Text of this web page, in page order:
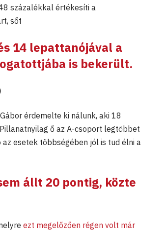
százalékkal értékesíti a
sőt
14 lepattanójával a
is bekerült.
érdemelte ki nálunk, aki 18
ő az A-csoport legtöbbet
esetek többségében jól is tud élni a
állt 20 pontig, közte
ezt megelőzően régen volt már